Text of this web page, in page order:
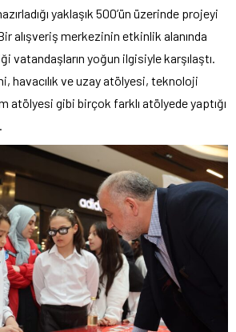
yaklaşık 500’ün üzerinde projeyi
alışveriş merkezinin etkinlik alanında
vatandaşların yoğun ilgisiyle karşılaştı.
havacılık ve uzay atölyesi, teknoloji
atölyesi gibi birçok farklı atölyede yaptığı